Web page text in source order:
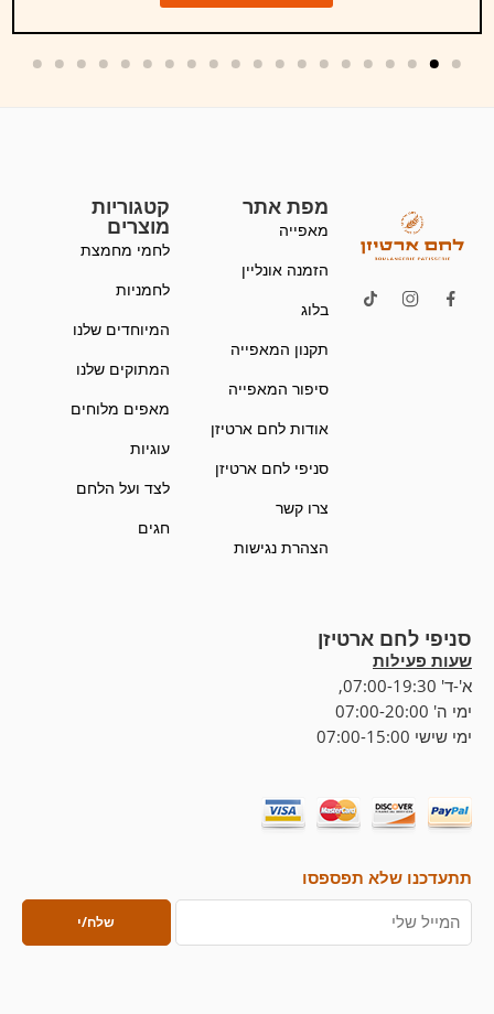
מפת אתר
מאפייה
הזמנה אונליין
בלוג
תקנון המאפייה
סיפור המאפייה
אודות לחם ארטיזן
סניפי לחם ארטיזן
צרו קשר
הצהרת נגישות
קטגוריות
מוצרים
לחמי מחמצת
לחמניות
המיוחדים שלנו
המתוקים שלנו
מאפים מלוחים
עוגיות
לצד ועל הלחם
חגים
סניפי לחם ארטיזן
שעות פעילות
א'-ד' 07:00-19:30,
ימי ה' 07:00-20:00
ימי שישי 07:00-15:00
תתעדכנו שלא תפספסו